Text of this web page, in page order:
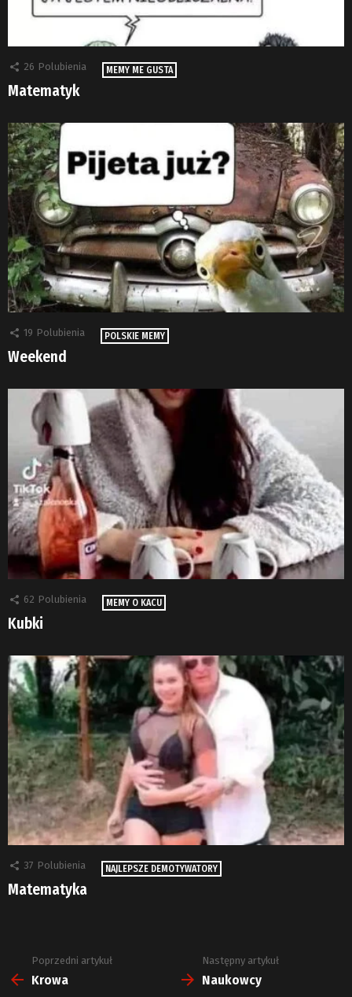
26 Polubienia MEMY ME GUSTA
Matematyk
19 Polubienia POLSKIE MEMY
Weekend
62 Polubienia MEMY O KACU
Kubki
37 Polubienia NAJLEPSZE DEMOTYWATORY
Matematyka
Zobacz
więcej
Poprzedni artykuł
Krowa
Następny artykuł
Naukowcy